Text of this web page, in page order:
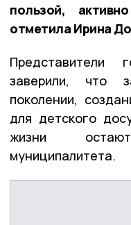
пользой,
отметила Ирина
Представители
заверили, что
поколении,
для детского
жизни
муниципалитета.